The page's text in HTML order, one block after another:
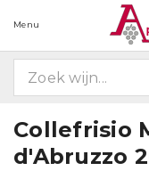
Menu
Collefrisio
d'Abruzzo